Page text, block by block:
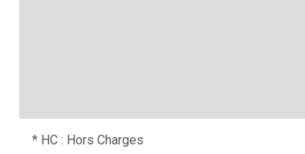
* HC : Hors Charges